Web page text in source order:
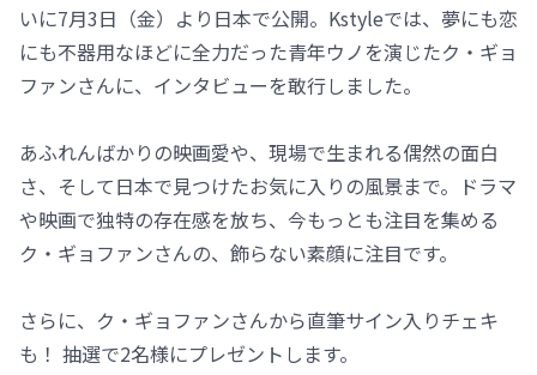
いに7月3日（金）より日本で公開。Kstyleでは、夢にも恋
にも不器用なほどに全力だった青年ウノを演じたク・ギョ
ファンさんに、インタビューを敢行しました。
あふれんばかりの映画愛や、現場で生まれる偶然の面白
さ、そして日本で見つけたお気に入りの風景まで。ドラマ
や映画で独特の存在感を放ち、今もっとも注目を集める
ク・ギョファンさんの、飾らない素顔に注目です。
さらに、ク・ギョファンさんから直筆サイン入りチェキ
も！ 抽選で2名様にプレゼントします。